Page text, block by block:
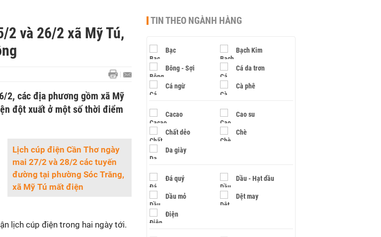
2 và 26/2 xã Mỹ Tú,
2, các địa phương gồm xã Mỹ
đột xuất ở một số thời điểm
Lịch cúp điện Cần Thơ ngày
mai 27/2 và 28/2 các tuyến
đường tại phường Sóc Trăng,
xã Mỹ Tú mất điện
lịch cúp điện trong hai ngày tới.
TIN THEO NGÀNH HÀNG
Bạc Bạch Kim
Bông - Sợi Cá da trơn
Cá ngừ Cà phê
Cacao Cao su
Chất dẻo Chè
Da giày
Đá quý Dầu - Hạt dầu
Dầu mỏ Dệt may
Điện